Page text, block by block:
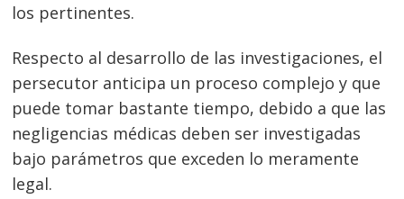
los pertinentes.
Respecto al desarrollo de las investigaciones, el
persecutor anticipa un proceso complejo y que
puede tomar bastante tiempo, debido a que las
negligencias médicas deben ser investigadas
bajo parámetros que exceden lo meramente
legal.
Navegación
de